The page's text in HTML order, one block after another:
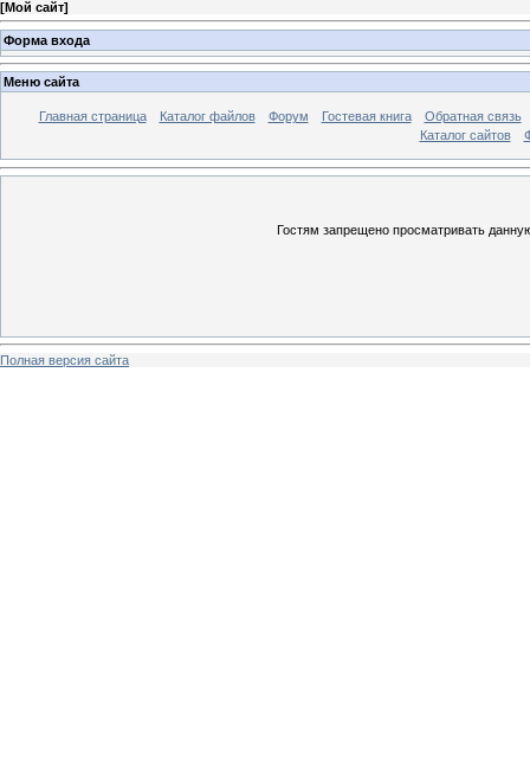
[Мой сайт]
Форма входа
Меню сайта
Главная страница Каталог файлов Форум Гостевая книга
Обратная связь
Каталог сайтов
Гостям запрещено просматривать
Полная версия сайта